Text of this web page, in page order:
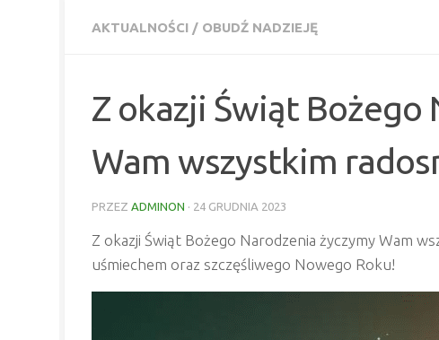
AKTUALNOŚCI / OBUDŹ NADZIEJĘ
Z okazji Świąt Bożego
Wam wszystkim
PRZEZ ADMINON · 24 GRUDNIA 2023
Z okazji Świąt Bożego Narodzenia życzymy Wam
uśmiechem oraz szczęśliwego Nowego Roku!